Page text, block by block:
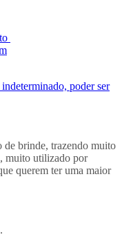
poder ser
de brinde, trazendo muito
muito utilizado por
querem ter uma maior